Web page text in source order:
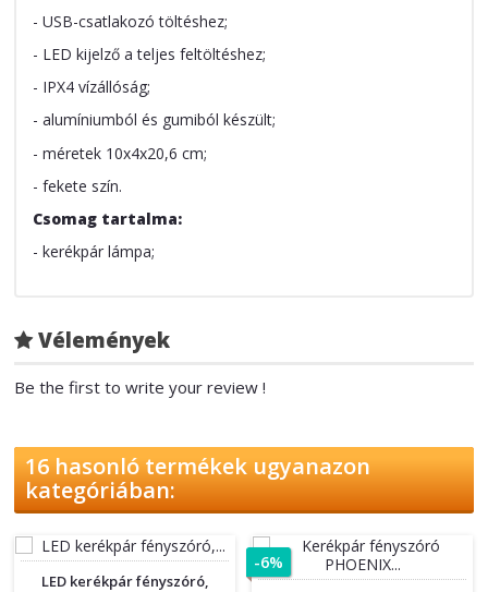
- USB-csatlakozó töltéshez;
- LED kijelző a teljes feltöltéshez;
- IPX4 vízállóság;
- alumíniumból és gumiból készült;
- méretek 10x4x20,6 cm;
- fekete szín.
Csomag tartalma:
- kerékpár lámpa;
Vélemények
Be the first to write your review !
16 hasonló termékek ugyanazon
kategóriában:
LED kerékpár fényszóró,
-6%